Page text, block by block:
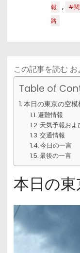
報
, #関
路
この記事を読む
Table of
本日の東京の空模
避難情報
天気予報およ
交通情報
今日の一言
最後の一言
本日の